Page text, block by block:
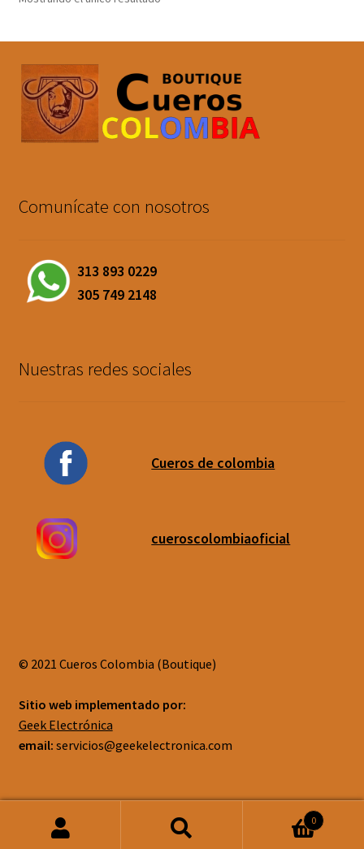
Comunícate con nosotros
313 893 0229
305 749 2148
Nuestras redes sociales
Cueros de colombia
cueroscolombiaoficial
© 2021 Cueros Colombia (Boutique)
Sitio web implementado por:
Geek Electrónica
email: servicios@geekelectronica.com
0